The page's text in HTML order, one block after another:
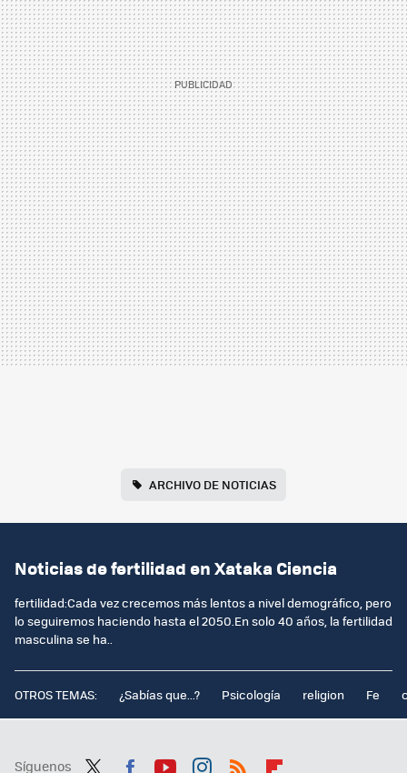
ARCHIVO DE NOTICIAS
Noticias de fertilidad en Xataka Ciencia
fertilidad:Cada vez crecemos más lentos a nivel demográfico, pero
lo seguiremos haciendo hasta el 2050.En solo 40 años, la fertilidad
masculina se ha..
OTROS TEMAS: ¿Sabías que...? Psicología religion Fe
Síguenos